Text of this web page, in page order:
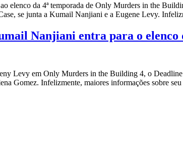
elenco da 4ª temporada de Only Murders in the
se junta a Kumail Nanjiani e a Eugene Levy.
Nanjiani entra para o
Levy em Only Murders in the Building 4, o
Gomez. Infelizmente, maiores informações sobre